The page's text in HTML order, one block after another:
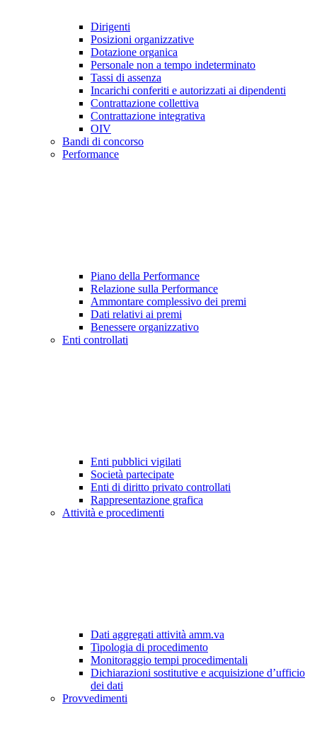
Dirigenti
Posizioni organizzative
Dotazione organica
Personale non a tempo indeterminato
Tassi di assenza
Incarichi conferiti e autorizzati ai dipendenti
Contrattazione collettiva
Contrattazione integrativa
OIV
Bandi di concorso
Performance
Piano della Performance
Relazione sulla Performance
Ammontare complessivo dei premi
Dati relativi ai premi
Benessere organizzativo
Enti controllati
Enti pubblici vigilati
Società partecipate
Enti di diritto privato controllati
Rappresentazione grafica
Attività e procedimenti
Dati aggregati attività amm.va
Tipologia di procedimento
Monitoraggio tempi procedimentali
Dichiarazioni sostitutive e acquisizione d’ufficio
dei dati
Provvedimenti